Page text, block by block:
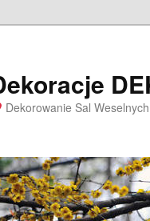
Dekorowanie Sal